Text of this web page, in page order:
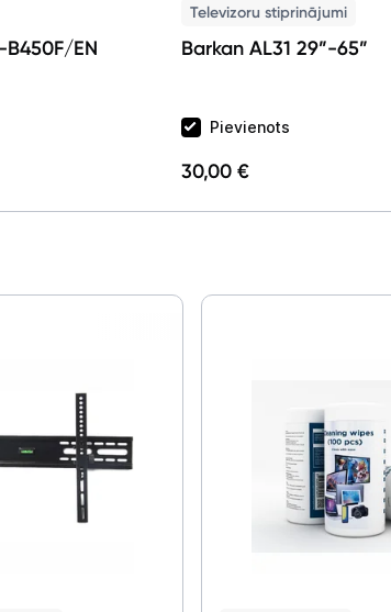
B450F/EN
Televizoru stiprinājumi
Barkan AL31 29”-65”
Pievienots
30,00 €